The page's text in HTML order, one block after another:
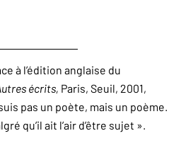
à l’édition anglaise du
écrits, Paris, Seuil, 2001,
pas un poète, mais un poème.
qu’il ait l’air d’être sujet ».